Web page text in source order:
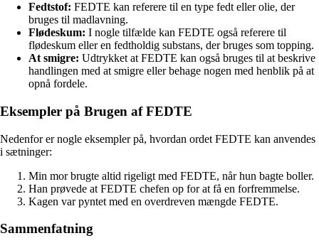
Fedtstof: FEDTE kan referere til en type fedt eller olie, der
bruges til madlavning.
Flødeskum: I nogle tilfælde kan FEDTE også referere til
flødeskum eller en fedtholdig substans, der bruges som topping.
At smigre: Udtrykket at FEDTE kan også bruges til at beskrive
handlingen med at smigre eller behage nogen med henblik på at
opnå fordele.
Eksempler på Brugen af FEDTE
Nedenfor er nogle eksempler på, hvordan ordet FEDTE kan anvendes
i sætninger:
Min mor brugte altid rigeligt med FEDTE, når hun bagte boller.
Han prøvede at FEDTE chefen op for at få en forfremmelse.
Kagen var pyntet med en overdreven mængde FEDTE.
Sammenfatning